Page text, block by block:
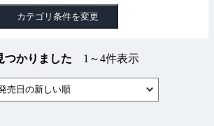
カテゴリ条件を変更
つかりました 1～4件表示
売日の新しい順